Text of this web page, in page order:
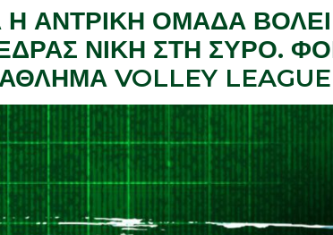
Η ΑΝΤΡΙΚΗ ΟΜΑΔΑ
ΝΙΚΗ ΣΤΗ ΣΥΡΟ.
VOLLEY